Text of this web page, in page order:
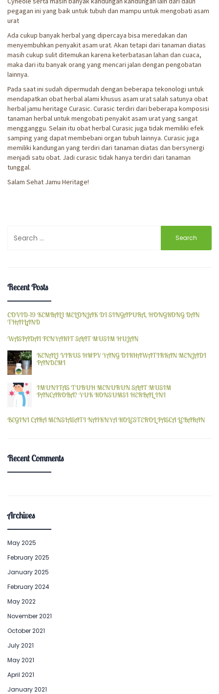
pegagan ini yang baik untuk tubuh dan mampu untuk mengobati asam
urat
Ada cukup banyak herbal yang dipercaya bisa meredakan dan
menyembuhkan penyakit asam urat. Akan tetapi dari tanaman diatas
masih cukup sulit ditemukan karena keterbatasan lahan dan cuaca,
maka dari itu banyak orang yang mencari jalan dengan pengobatan
lainnya.
Pada saat ini sudah dipermudah dengan beberapa tekonologi untuk
mendapatkan obat herbal alami khusus asam urat salah satunya obat
herbal jamu heritage Curasic. Curasic terdiri dari beberapa komposisi
tanaman herbal untuk mengobati penyakit asam urat yang sangat
mengganggu. Selain itu obat herbal Curasic juga tidak memiliki efek
samping yang dapat membebani organ tubuh lainnya. Curasic juga
memiliki kandungan yang terdiri dari tanaman diatas dan bersynergi
menjadi satu obat. Jadi curasic tidak hanya terdiri dari tanaman
tunggal.
Salam Sehat Jamu Heritage!
for:
Recent Posts
COVID-19 KEMBALI MELONJAK DI SINGAPURA, HONGKONG DAN
THAILAND
WASPADAI PENYAKIT SAAT MUSIM HUJAN
KENALI VIRUS HMPV YANG DIKHAWATIRKAN MENJADI
PANDEMI
IMUNITAS TUBUH MENURUN SAAT MUSIM
PANCAROBA? YUK KONSUMSI HERBAL INI
BEGINI CARA MENSIASATI NAIKNYA KOLESTEROL PASCA LEBARAN
Recent Comments
Archives
May 2025
February 2025
January 2025
February 2024
May 2022
November 2021
October 2021
July 2021
May 2021
April 2021
January 2021